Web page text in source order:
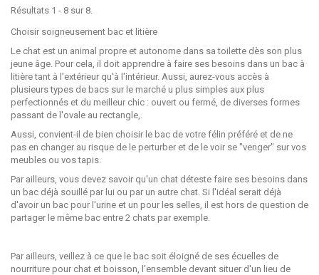
Résultats 1 - 8 sur 8.
Choisir soigneusement bac et litière
Le chat est un animal propre et autonome dans sa toilette dès son plus
jeune âge. Pour cela, il doit apprendre à faire ses besoins dans un bac à
litière tant à l’extérieur qu'à l'intérieur. Aussi, aurez-vous accès à
plusieurs types de bacs sur le marché u plus simples aux plus
perfectionnés et du meilleur chic : ouvert ou fermé, de diverses formes
passant de l'ovale au rectangle,.
Aussi, convient-il de bien choisir le bac de votre félin préféré et de ne
pas en changer au risque de le perturber et de le voir se "venger" sur vos
meubles ou vos tapis.
Par ailleurs, vous devez savoir qu'un chat déteste faire ses besoins dans
un bac déjà souillé par lui ou par un autre chat. Si l'idéal serait déjà
d'avoir un bac pour l'urine et un pour les selles, il est hors de question de
partager le même bac entre 2 chats par exemple.
Par ailleurs, veillez à ce que le bac soit éloigné de ses écuelles de
nourriture pour chat et boisson, l'ensemble devant situer d'un lieu de